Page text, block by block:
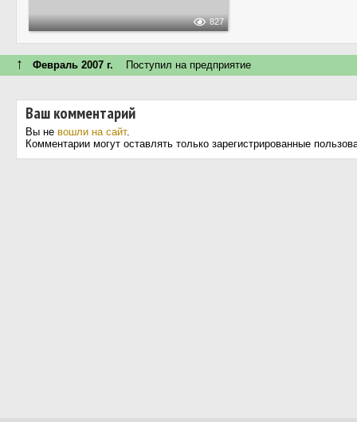
827
↑ Февраль 2007 г. Поступил на предприятие
Ваш комментарий
Вы не вошли на сайт.
Комментарии могут оставлять только зарегистрированные